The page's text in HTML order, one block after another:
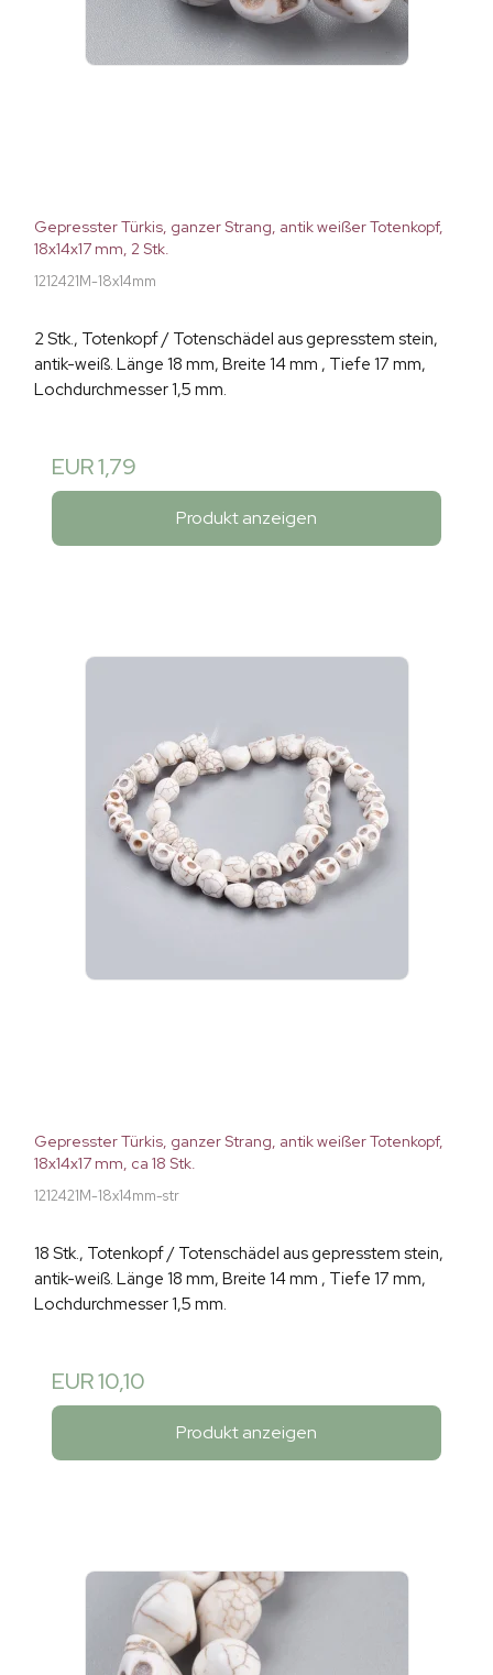
Gepresster Türkis, ganzer Strang, antik weißer Totenkopf,
18x14x17 mm, 2 Stk.
1212421M-18x14mm
2 Stk., Totenkopf / Totenschädel aus gepresstem stein,
antik-weiß. Länge 18 mm, Breite 14 mm , Tiefe 17 mm,
Lochdurchmesser 1,5 mm.
EUR 1,79
Produkt anzeigen
Gepresster Türkis, ganzer Strang, antik weißer Totenkopf,
18x14x17 mm, ca 18 Stk.
1212421M-18x14mm-str
18 Stk., Totenkopf / Totenschädel aus gepresstem stein,
antik-weiß. Länge 18 mm, Breite 14 mm , Tiefe 17 mm,
Lochdurchmesser 1,5 mm.
EUR 10,10
Produkt anzeigen